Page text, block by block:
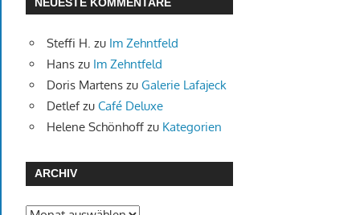
Steffi H. zu Im Zehntfeld
Hanszu Im Zehntfeld
Doris Martenszu Galerie Lafajeck
Detlefzu Café Deluxe
Helene Schönhoffzu Kategorien
ARCHIV